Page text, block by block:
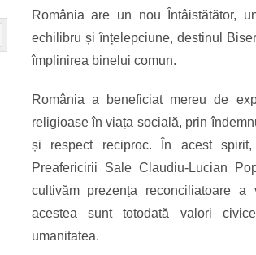
România are un nou Întâistătător,
echilibru și înțelepciune, destinul
împlinirea binelui comun.
România a beneficiat mereu de
religioase în viața socială, prin
și respect reciproc. În acest
Preafericirii Sale Claudiu-Lucian
cultivăm prezența reconciliatoare
acestea sunt totodată valori
umanitatea.